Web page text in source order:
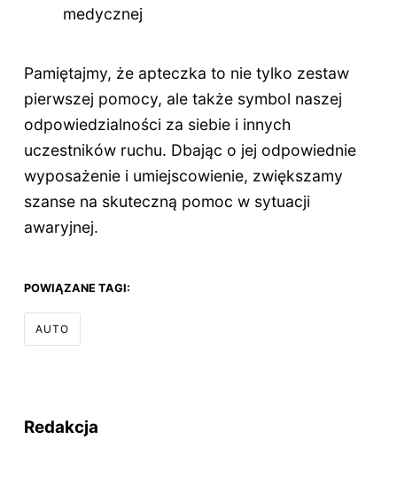
medycznej
Pamiętajmy, że apteczka to nie tylko zestaw
pierwszej pomocy, ale także symbol naszej
odpowiedzialności za siebie i innych
uczestników ruchu. Dbając o jej odpowiednie
wyposażenie i umiejscowienie, zwiększamy
szanse na skuteczną pomoc w sytuacji
awaryjnej.
POWIĄZANE TAGI:
AUTO
Redakcja